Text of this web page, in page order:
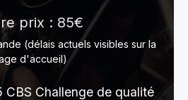
prix : 85€
(délais actuels visibles sur la
d'accueil)
CBS Challenge de qualité